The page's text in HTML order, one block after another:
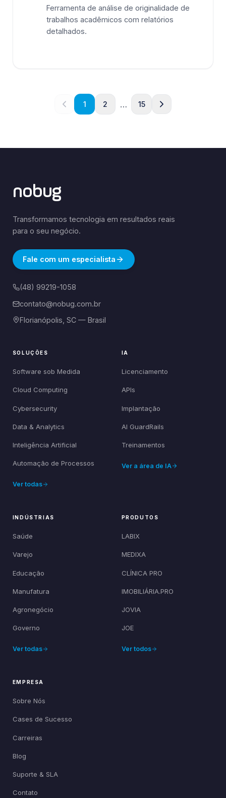
Ferramenta de análise de originalidade de
trabalhos acadêmicos com relatórios
detalhados.
1 2 … 15
nobug
Transformamos tecnologia em resultados reais
para o seu negócio.
Fale com um especialista
(48) 99219-1058
contato@nobug.com.br
Florianópolis, SC — Brasil
SOLUÇÕES
Software sob Medida
Cloud Computing
Cybersecurity
Data & Analytics
Inteligência Artificial
Automação de Processos
Ver todas
IA
Licenciamento
APIs
Implantação
AI GuardRails
Treinamentos
Ver a área de IA
INDÚSTRIAS
Saúde
Varejo
Educação
Manufatura
Agronegócio
Governo
Ver todas
PRODUTOS
LABIX
MEDIXA
CLÍNICA PRO
IMOBILIÁRIA.PRO
JOVIA
JOE
Ver todos
EMPRESA
Sobre Nós
Cases de Sucesso
Carreiras
Blog
Suporte & SLA
Contato